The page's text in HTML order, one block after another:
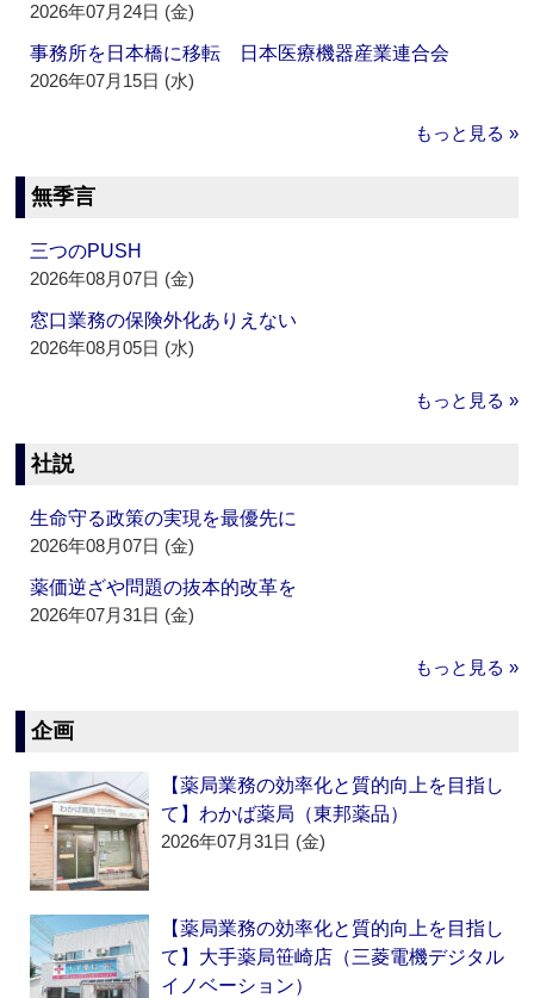
2026年07月24日 (金)
事務所を日本橋に移転 日本医療機器産業連合会
2026年07月15日 (水)
もっと見る »
無季言
三つのPUSH
2026年08月07日 (金)
窓口業務の保険外化ありえない
2026年08月05日 (水)
もっと見る »
社説
生命守る政策の実現を最優先に
2026年08月07日 (金)
薬価逆ざや問題の抜本的改革を
2026年07月31日 (金)
もっと見る »
企画
【薬局業務の効率化と質的向上を目指し
て】わかば薬局（東邦薬品）
2026年07月31日 (金)
【薬局業務の効率化と質的向上を目指し
て】大手薬局笹崎店（三菱電機デジタル
イノベーション）